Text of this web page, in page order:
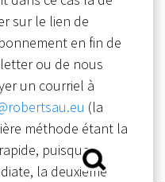
sur le lien de
en fin de
ou de nous
un courriel à
(la
méthode étant la
puisque
la deuxième